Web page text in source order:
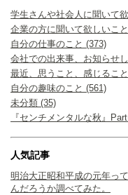
学生さんや社会人に聞いて
企業の方に聞いて欲しいこ
自分の仕事のこと (373)
会社での出来事、お知らせ
最近、思うこと、感じるこ
自分の趣味のこと (561)
未分類 (35)
『センチメンタルな秋』
人気記事
明治大正昭和平成の元年っ
んだろうか調べてみた。